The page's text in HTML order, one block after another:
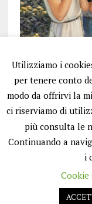
ISCRIVITI
Utilizziamo i
per tenere conto
modo da offrirvi la
ci riserviamo di
più consulta le
Continuando a
i
Cookie